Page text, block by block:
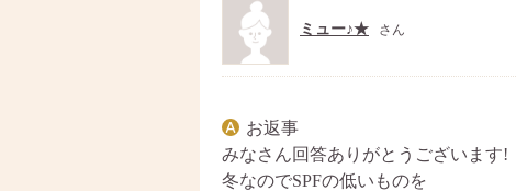
ミュー♪★ さん
お返事
みなさん回答ありがとうございます!
冬なのでSPFの低いものを